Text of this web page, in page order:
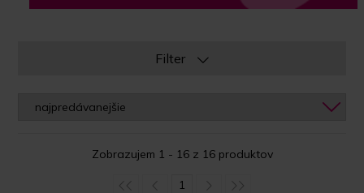
Filter
Zobrazujem 1 - 16 z 16 produktov
1